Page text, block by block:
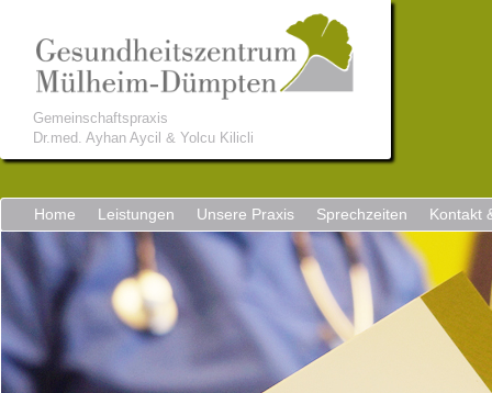
Gemeinschaftspraxis
Dr.med. Ayhan Aycil & Yolcu Kilicli
Home Leistungen Unsere Praxis Sprechzeiten Kontakt